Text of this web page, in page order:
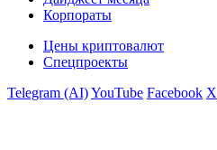
Корпораты
Цены криптовалют
Спецпроекты
Telegram (AI)YouTube Facebook X